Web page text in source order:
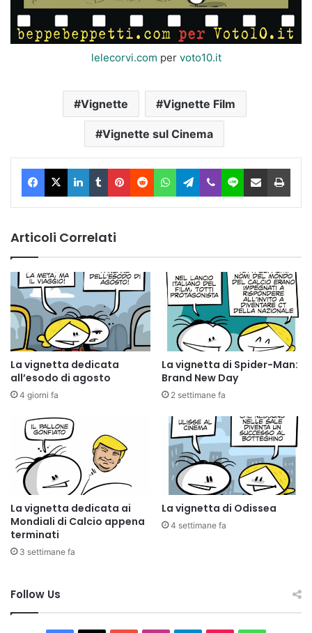
lelecorvi.com per voto10.it
Vignette Vignette Film
Vignette sul Cinema
Facebook
X LinkedIn
TumblrPinterest
RedditWhatsAppTelegram
ViberLine Condividi via Email
Articoli Correlati
La vignetta dedicata
all’esodo di agosto
4 giorni fa
La vignetta di Spider-Man:
Brand New Day
2 settimane fa
La vignetta dedicata ai
Mondiali di Calcio appena
terminati
3 settimane fa
La vignetta di Odissea
4 settimane fa
Follow Us